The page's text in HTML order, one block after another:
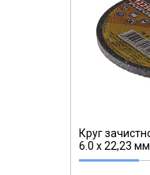
Круг
6.0 x 22,23 мм